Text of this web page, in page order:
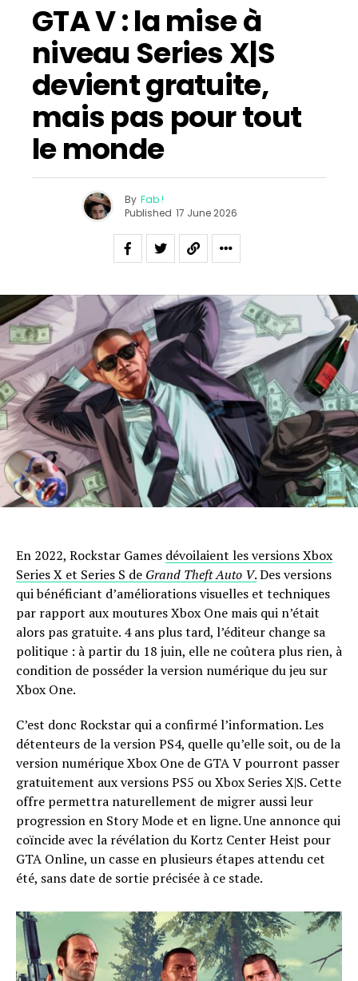
GTA V : la mise à
niveau Series X|S
devient gratuite,
mais pas pour tout
le monde
By Fab !
Published 17 June 2026
En 2022, Rockstar Games dévoilaient les versions Xbox
Series X et Series S de Grand Theft Auto V.Des versions
qui bénéficiant d’améliorations visuelles et techniques
par rapport aux moutures Xbox One mais qui n’était
alors pas gratuite. 4 ans plus tard, l’éditeur change sa
politique : à partir du 18 juin, elle ne coûtera plus rien, à
condition de posséder la version numérique du jeu sur
Xbox One.
C’est donc Rockstar qui a confirmé l’information. Les
détenteurs de la version PS4, quelle qu’elle soit, ou de la
version numérique Xbox One de GTA V pourront passer
gratuitement aux versions PS5 ou Xbox Series X|S. Cette
offre permettra naturellement de migrer aussi leur
progression en Story Mode et en ligne. Une annonce qui
coïncide avec la révélation du Kortz Center Heist pour
GTA Online, un casse en plusieurs étapes attendu cet
été, sans date de sortie précisée à ce stade.